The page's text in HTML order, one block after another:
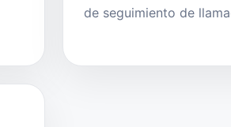
de seguimiento de